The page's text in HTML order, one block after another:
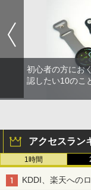
初心者の方にお
認したい10のこ
アクセスラン
1時間
KDDI、楽天への